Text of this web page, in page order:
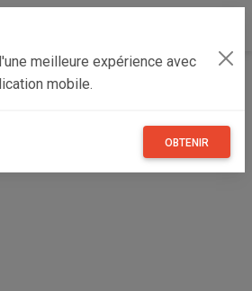
meilleure expérience avec
mobile.
OBTENIR
objets personnels